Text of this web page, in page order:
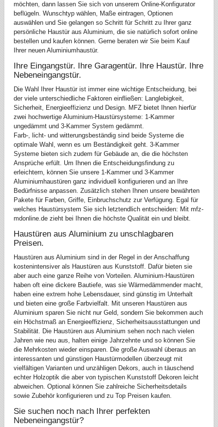
möchten, dann lassen Sie sich von unserem Online-Konfigurator
beflügeln. Wunschtyp wählen, Maße eintragen, Optionen
auswählen und Sie gelangen so Schritt für Schritt zu Ihrer ganz
persönliche Haustür aus Aluminium, die sie natürlich sofort online
bestellen und kaufen können. Gerne beraten wir Sie beim Kauf
Ihrer neuen Aluminiumhaustür.
Ihre Eingangstür. Ihre Garagentür. Ihre Haustür. Ihre
Nebeneingangstür.
Die Wahl Ihrer Haustür ist immer eine wichtige Entscheidung, bei
der viele unterschiedliche Faktoren einfließen: Langlebigkeit,
Sicherheit, Energieeffizienz und Design. MFZ bietet Ihnen hierfür
zwei hochwertige Aluminium-Haustürsysteme: 1-Kammer
ungedämmt und 3-Kammer System gedämmt.
Farb-, licht- und witterungsbeständig sind beide Systeme die
optimale Wahl, wenn es um Beständigkeit geht. 3-Kammer
Systeme bieten sich zudem für Gebäude an, die die höchsten
Ansprüche erfült. Um Ihnen die Entscheidungsfindung zu
erleichtern, können Sie unsere 1-Kammer und 3-Kammer
Aluminiumhaustüren ganz individuell konfigurieren und an Ihre
Bedürfnisse anpassen. Zusätzlich stehen Ihnen unsere bewährten
Pakete für Farben, Griffe, Einbruchschutz zur Verfügung. Egal für
welches Haustürsystem Sie sich letztendlich entscheiden: Mit mfz-
mdonline.de zieht bei Ihnen die höchste Qualität ein und bleibt.
Haustüren aus Aluminium zu unschlagbaren
Preisen.
Haustüren aus Aluminium sind in der Regel in der Anschaffung
kostenintensiver als Haustüren aus Kunststoff. Dafür bieten sie
aber auch eine ganze Reihe von Vorteilen. Aluminium-Haustüren
haben oft eine dickere Bautiefe, was sie Wärmedämmender macht,
haben eine extrem hohe Lebensdauer, sind günstig im Unterhalt
und bieten eine große Farbvielfalt. Mit unseren Haustüren aus
Aluminium sparen Sie nicht nur Geld, sondern Sie bekommen auch
ein Höchstmaß an Energieeffizienz, Sicherheitsausstattungen und
Stabilität. Die Haustüren aus Aluminium sehen noch nach vielen
Jahren wie neu aus, halten einige Jahrzehnte und so können Sie
die Mehrkosten wieder einsparen. Die große Auswahl überaus an
interessanten und günstigen Haustürmodellen überzeugt mit
vielfältigen Varianten und unzähligen Dekors, auch in täuschend
echter Holzoptik die aber von typischen Kunststoff Dekoren leicht
abweichen. Optional können Sie zahlreiche Sicherheitsdetails
sowie Zubehör konfigurieren und zu Top Preisen kaufen.
Sie suchen noch nach Ihrer perfekten
Nebeneingangstür?